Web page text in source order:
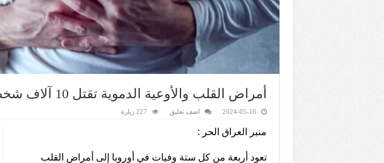
أمراض القلب والأوعية الدموية تقتل 10 آلاف شخص يومياً في أوروبا
2024-05-16 اضف تعليق 227 زيارة
منبر العراق الحر :
تعود أربعة من كل ستة وفيات في أوروبا إلى أمراض القلب